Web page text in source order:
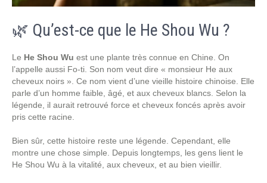
🌿 Qu’est-ce que le He Shou Wu ?
Le He Shou Wu est une plante très connue en Chine. On
l’appelle aussi Fo-ti. Son nom veut dire « monsieur He aux
cheveux noirs ». Ce nom vient d’une vieille histoire chinoise. Elle
parle d’un homme faible, âgé, et aux cheveux blancs. Selon la
légende, il aurait retrouvé force et cheveux foncés après avoir
pris cette racine.
Bien sûr, cette histoire reste une légende. Cependant, elle
montre une chose simple. Depuis longtemps, les gens lient le
He Shou Wu à la vitalité, aux cheveux, et au bien vieillir.